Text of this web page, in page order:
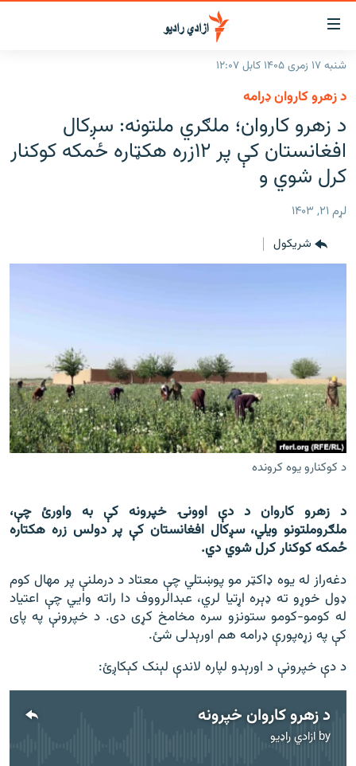
د
لاسرسۍ
وړ
لېنکونه
اصلي
متن
ورتلل
اصلي
مېنو
ته
افغانستان
سیمه
خبرونه
افغانستان
د خپرونو جدول
انځوریزه برخه
اړیکه
دري پاڼه
Azadi English
د ازادې اروپا/ ازادي راډيو ټولې پاڼې
شنبه ۱۷ زمری ۱۴۰۵ کابل ۱۲:۰۷
د زهرو کاروان ډرامه
د زهرو کاروان؛ ملګري ملتونه: سږکال
افغانستان کې پر ۱۲زره هکټاره ځمکه کوکنار
کرل شوي و
لړم ۲۱, ۱۴۰۳
شريکول
د کوکنارو يوه کرونده
د زهرو کاروان د دې اوونۍ خپرونه کې به واورئ چې،
ملګروملتونو ويلي، سږکال افغانستان کې پر دولس زره هکتاره
ځمکه کوکنار کرل شوي دي.
دغه‌راز له يوه ډاکټر مو پوښتلي چې معتاد د درملنې پر مهال کوم
ډول خوړو ته ډېره اړتيا لري، عبدالرووف دا راته وايي چې اعتياد
له کومو-کومو ستونزو سره مخامخ کړی دی. د خپرونې په پای
کې په زړه‌پورې ډرامه هم اورېدلی شئ.
د دې خپرونې د اورېدو لپاره لاندې لېنک کېکاږئ:
د زهرو کاروان خپرونه
by ازادي راډیو
No media source currently available